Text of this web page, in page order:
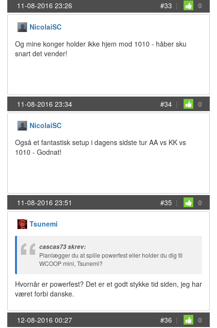
11-08-2016 23:26 #33 | 0
NicolaiSC
Og mine konger holder ikke hjem mod 1010 - håber sku
snart det vender!
11-08-2016 23:34 #34 | 0
NicolaiSC
Også et fantastisk setup i dagens sidste tur AA vs KK vs
1010 - Godnat!
11-08-2016 23:51 #35 | 0
Tsunemi
cascas73 skrev:
Planlægger du at spille powerfest eller holder du dig til
WCOOP mini, Tsunemi?
Hvornår er powerfest? Det er et godt stykke tid siden, jeg har
været forbi danske.
12-08-2016 00:27 #36 | 0